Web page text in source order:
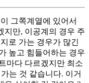
그쪽계열에 있어서
지만, 이공계의 경우 주
로 가는 경우가 많긴
높고 힘들어하는 경우
마다 다르겠지만 최소
는 것 같습니다. 이거